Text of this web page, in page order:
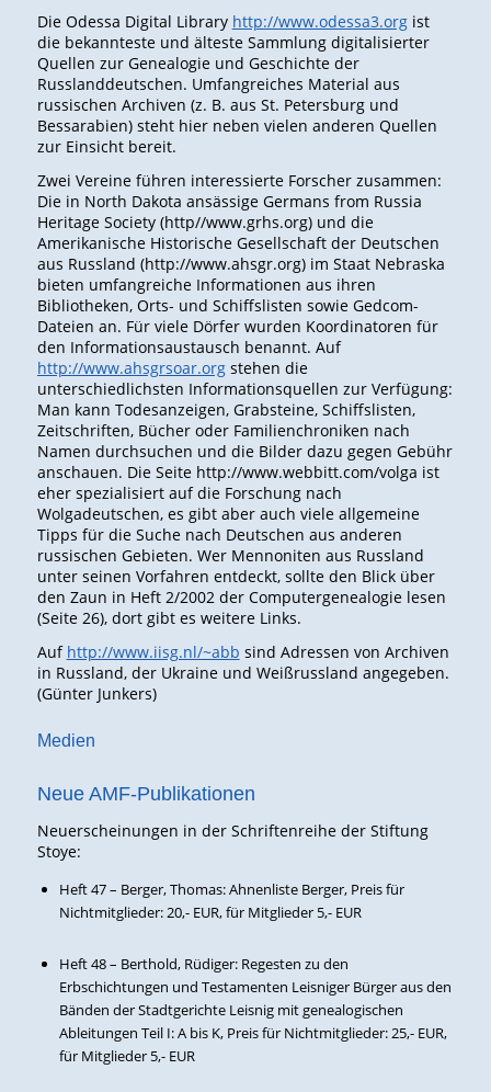
Die Odessa Digital Library http://www.odessa3.orgist
die bekannteste und älteste Sammlung digitalisierter
Quellen zur Genealogie und Geschichte der
Russlanddeutschen. Umfangreiches Material aus
russischen Archiven (z. B. aus St. Petersburg und
Bessarabien) steht hier neben vielen anderen Quellen
zur Einsicht bereit.
Zwei Vereine führen interessierte Forscher zusammen:
Die in North Dakota ansässige Germans from Russia
Heritage Society (http//www.grhs.org) und die
Amerikanische Historische Gesellschaft der Deutschen
aus Russland (http://www.ahsgr.org) im Staat Nebraska
bieten umfangreiche Informationen aus ihren
Bibliotheken, Orts- und Schiffslisten sowie Gedcom-
Dateien an. Für viele Dörfer wurden Koordinatoren für
den Informationsaustausch benannt. Auf
http://www.ahsgrsoar.orgstehen die
unterschiedlichsten Informationsquellen zur Verfügung:
Man kann Todesanzeigen, Grabsteine, Schiffslisten,
Zeitschriften, Bücher oder Familienchroniken nach
Namen durchsuchen und die Bilder dazu gegen Gebühr
anschauen. Die Seite http://www.webbitt.com/volga ist
eher spezialisiert auf die Forschung nach
Wolgadeutschen, es gibt aber auch viele allgemeine
Tipps für die Suche nach Deutschen aus anderen
russischen Gebieten. Wer Mennoniten aus Russland
unter seinen Vorfahren entdeckt, sollte den Blick über
den Zaun in Heft 2/2002 der Computergenealogie lesen
(Seite 26), dort gibt es weitere Links.
Auf http://www.iisg.nl/~abb sind Adressen von Archiven
in Russland, der Ukraine und Weißrussland angegeben.
(Günter Junkers)
Medien
Neue AMF-Publikationen
Neuerscheinungen in der Schriftenreihe der Stiftung
Stoye:
Heft 47 – Berger, Thomas: Ahnenliste Berger, Preis für
Nichtmitglieder: 20,- EUR, für Mitglieder 5,- EUR
Heft 48 – Berthold, Rüdiger: Regesten zu den
Erbschichtungen und Testamenten Leisniger Bürger aus den
Bänden der Stadtgerichte Leisnig mit genealogischen
Ableitungen Teil I: A bis K, Preis für Nichtmitglieder: 25,- EUR,
für Mitglieder 5,- EUR